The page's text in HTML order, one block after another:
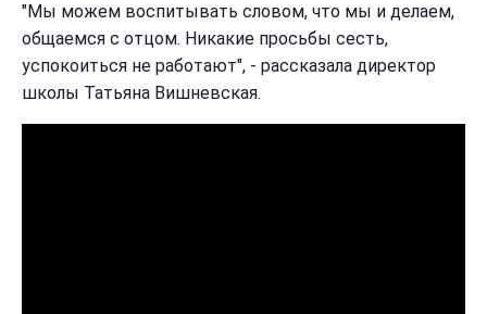
"Мы можем воспитывать словом, что мы и делаем,
общаемся с отцом. Никакие просьбы сесть,
успокоиться не работают", - рассказала директор
школы Татьяна Вишневская.